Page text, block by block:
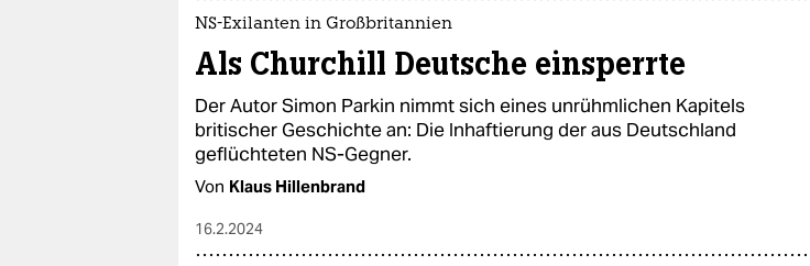
NS-Exilanten in Großbritannien
Als Churchill Deutsche einsperrte
Der Autor Simon Parkin nimmt sich eines unrühmlichen Kapitels
britischer Geschichte an: Die Inhaftierung der aus Deutschland
geflüchteten NS-Gegner.
Von Klaus Hillenbrand
16.2.2024